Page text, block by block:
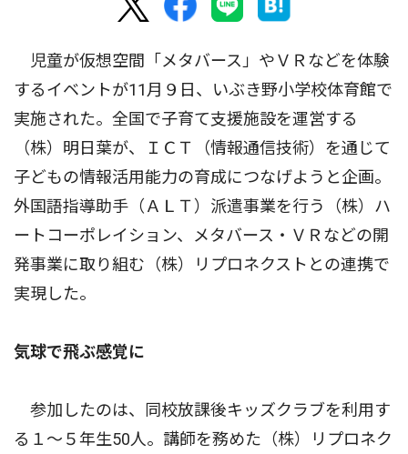
児童が仮想空間「メタバース」やＶＲなどを体験
するイベントが11月９日、いぶき野小学校体育館で
実施された。全国で子育て支援施設を運営する
（株）明日葉が、ＩＣＴ（情報通信技術）を通じて
子どもの情報活用能力の育成につなげようと企画。
外国語指導助手（ＡＬＴ）派遣事業を行う（株）ハ
ートコーポレイション、メタバース・ＶＲなどの開
発事業に取り組む（株）リプロネクストとの連携で
実現した。
気球で飛ぶ感覚に
参加したのは、同校放課後キッズクラブを利用す
る１〜５年生50人。講師を務めた（株）リプロネク